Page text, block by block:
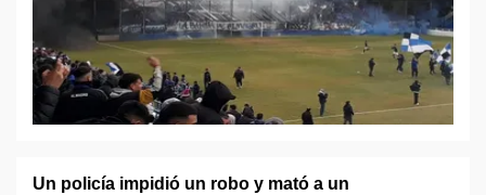
Un policía impidió un robo y mató a un